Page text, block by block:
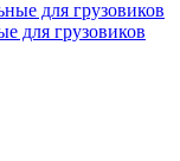
для грузовиков